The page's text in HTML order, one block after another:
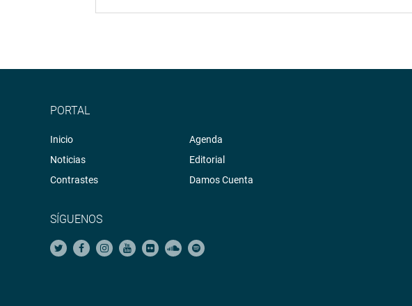
PORTAL
Inicio
Noticias
Contrastes
Agenda
Editorial
Damos Cuenta
SÍGUENOS